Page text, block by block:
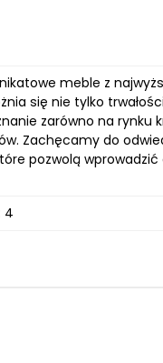
meble z
się nie tylko
zarówno na rynku
Zachęcamy do
pozwolą
4